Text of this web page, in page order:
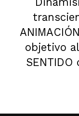
objetivo
SENTIDO